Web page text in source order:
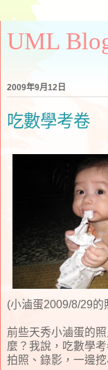
UML
2009年9月12日
吃數學考卷
(小滷蛋2009/8/29的
前些天秀小滷蛋的
麼？我說，吃數學
拍照、錄影，一邊